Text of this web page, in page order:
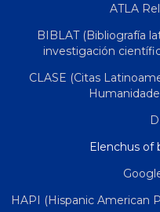
ATLA
BIBLAT (Bibliografía
investigación
CLASE (Citas
Elenchus of
HAPI (Hispanic American